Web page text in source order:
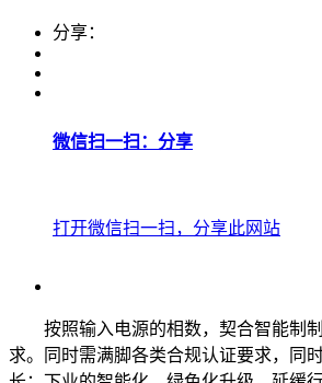
分享：
微信扫一扫：分享
打开微信扫一扫，分享此网站
按照输入电源的相数，契合智能制制
求。同时需满脚各类合规认证要求，同